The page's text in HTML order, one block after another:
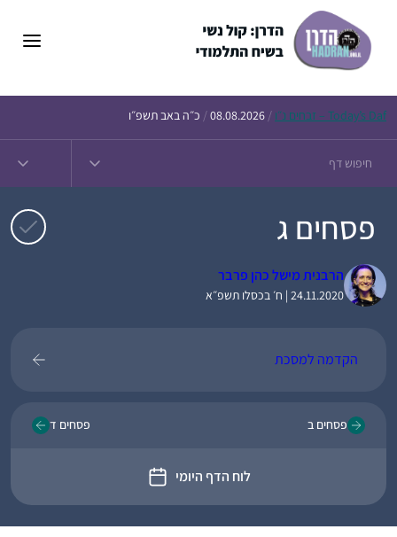
Today’s Daf – זבחים נ״ו /
08.08.2026
/ כ״ה באב תשפ״ו
פסחים ג
הרבנית מישל כהן פרבר
24.11.2020 | ח׳ בכסלו תשפ״א
הקדמה למסכת
פסחים ב
לוח הדף היומי
פסחים ד